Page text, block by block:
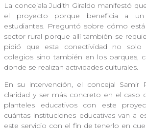
La concejala Judith Giraldo manifestó
el proyecto porque beneficia a
estudiantes. Preguntó sobre cómo
sector rural porque allí también se
pidió que esta conectividad no
colegios sino también en los parques,
donde se realizan actividades culturales.
En su intervención, el concejal Samir
claridad y ser más concreto en el caso
planteles educativos con este
cuántas instituciones educativas van a
este servicio con el fin de tenerlo en